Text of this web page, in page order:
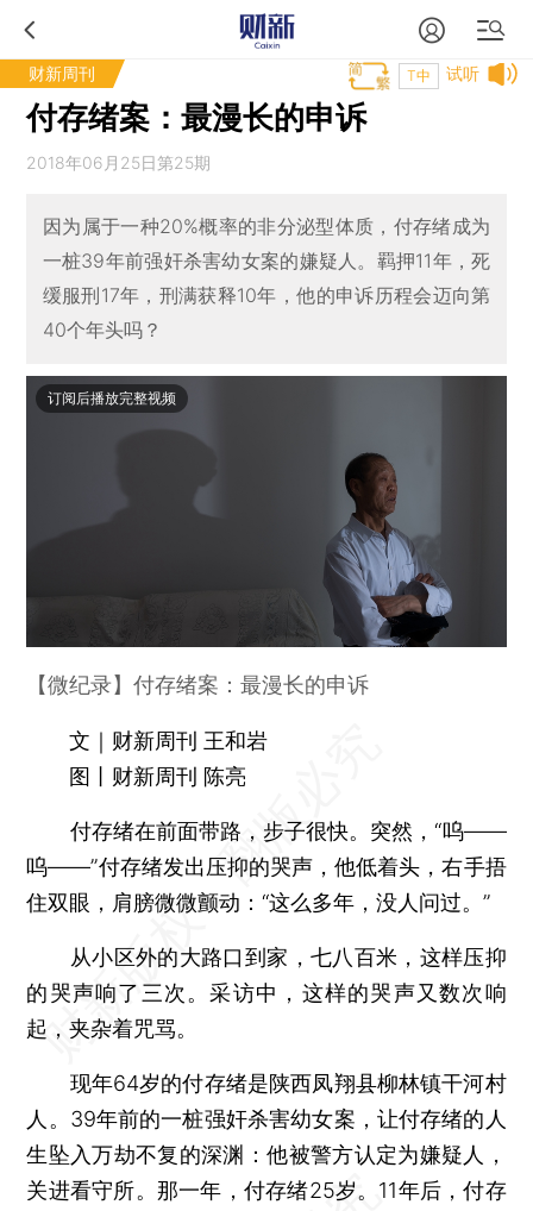
财新周刊 试听
T中
付存绪案：最漫长的申诉
2018年06月25日第25期
因为属于一种20%概率的非分泌型体质，付存绪成为
一桩39年前强奸杀害幼女案的嫌疑人。羁押11年，死
缓服刑17年，刑满获释10年，他的申诉历程会迈向第
40个年头吗？
订阅后播放完整视频
【微纪录】付存绪案：最漫长的申诉
文｜财新周刊 王和岩
图丨财新周刊 陈亮
付存绪在前面带路，步子很快。突然，“呜——
呜——”付存绪发出压抑的哭声，他低着头，右手捂
住双眼，肩膀微微颤动：“这么多年，没人问过。”
从小区外的大路口到家，七八百米，这样压抑
的哭声响了三次。采访中，这样的哭声又数次响
起，夹杂着咒骂。
现年64岁的付存绪是陕西凤翔县柳林镇干河村
人。39年前的一桩强奸杀害幼女案，让付存绪的人
生坠入万劫不复的深渊：他被警方认定为嫌疑人，
关进看守所。那一年，付存绪25岁。11年后，付存